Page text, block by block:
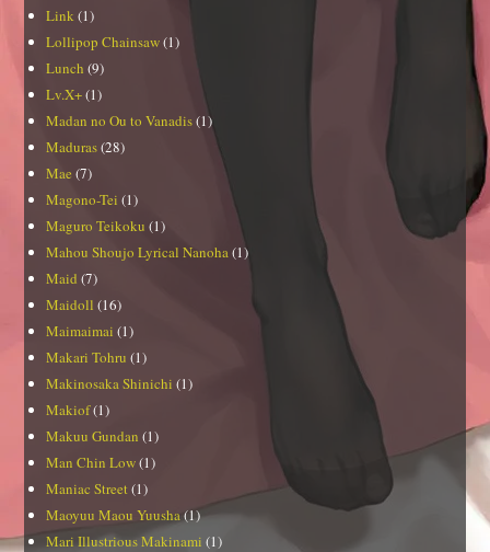
Link (1)
Lollipop Chainsaw(1)
Lunch (9)
Lv.X+(1)
Madan no Ou to Vanadis(1)
Maduras(28)
Mae (7)
Magono-Tei (1)
Maguro Teikoku (1)
Mahou Shoujo Lyrical Nanoha(1)
Maid (7)
Maidoll (16)
Maimaimai (1)
Makari Tohru (1)
Makinosaka Shinichi (1)
Makiof(1)
Makuu Gundan (1)
Man Chin Low(1)
Maniac Street (1)
Maoyuu Maou Yuusha(1)
Mari Illustrious Makinami (1)